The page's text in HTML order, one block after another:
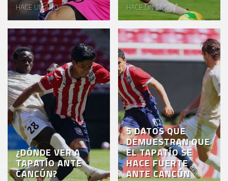
HACE UN AÑO HACE UN AÑO
¿DÓNDE VER A
TAPATÍO ANTE
CANCÚN?
5 DATOS QUE
DEMUESTRAN QUE
EL TAPATÍO SE
HACE FUERTE
ANTE CANCÚN